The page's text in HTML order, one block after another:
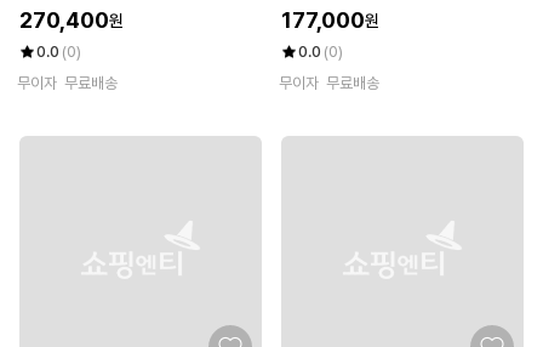
웨지 남성용 DG SPINNER
270,400원
0.0 (0)
무이자 무료배송
950S
177,000원
0.0 (0)
무이자 무료배송